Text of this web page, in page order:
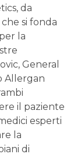
da
si fonda
la
General
Allergan
il paziente
esperti
la
di